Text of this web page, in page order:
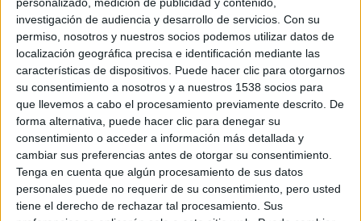
personalizado, medición de publicidad y contenido,
investigación de audiencia y desarrollo de servicios. Con su
permiso, nosotros y nuestros socios podemos utilizar datos de
localización geográfica precisa e identificación mediante las
características de dispositivos. Puede hacer clic para otorgarnos
su consentimiento a nosotros y a nuestros 1538 socios para
que llevemos a cabo el procesamiento previamente descrito. De
forma alternativa, puede hacer clic para denegar su
consentimiento o acceder a información más detallada y
cambiar sus preferencias antes de otorgar su consentimiento.
Tenga en cuenta que algún procesamiento de sus datos
personales puede no requerir de su consentimiento, pero usted
tiene el derecho de rechazar tal procesamiento. Sus
EJERCICIOS ENTRENAMIENTOS CALENTAMIENTO
FRUTAS
Volver a la portada Buscador de noticias
Más sobre Nutrición
20.865